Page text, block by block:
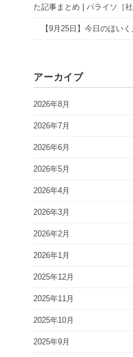
た記事まとめ | パライソ［
【9月25日】今日のほいく
アーカイブ
2026年8月
2026年7月
2026年6月
2026年5月
2026年4月
2026年3月
2026年2月
2026年1月
2025年12月
2025年11月
2025年10月
2025年9月